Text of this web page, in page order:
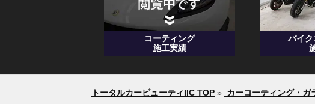
コーティング
施工実績
バイ
トータルカービューティIIC TOP » カーコーティング・ガ